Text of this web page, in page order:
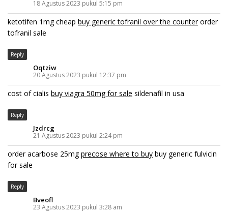
18 Agustus 2023 pukul 5:15 pm
ketotifen 1mg cheap buy generic tofranil over the counterorder
tofranil sale
Reply
Oqtziw
20 Agustus 2023 pukul 12:37 pm
cost of cialis buy viagra 50mg for sale sildenafil in usa
Reply
Jzdrcg
21 Agustus 2023 pukul 2:24 pm
order acarbose 25mgprecose where to buy buy generic fulvicin
for sale
Reply
Bveofl
23 Agustus 2023 pukul 3:28 am